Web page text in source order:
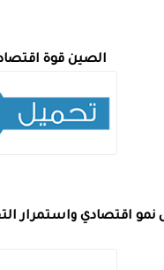
الصين قوة
نمو اقتصادي واستمرار